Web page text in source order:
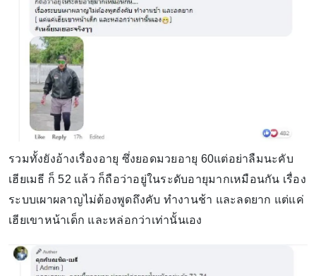
รวมทั้งยังอ้างเรื่องอายุ ซึ่งยอดมวยอายุ 60แต่อย่าลืมนะคับ
เฮียเมธี ก็ 52 แล้ว ก็ถือว่าอยู่ในระดับอายุมากเหมือนกัน เรื่อง
ระบบเผาผลาญไม่ต้องพูดถึงคับ ทำงานช้า และลดยาก แต่แค่
เฮียเขาหน้าเด็ก และหล่อกว่าเท่านั้นเอง